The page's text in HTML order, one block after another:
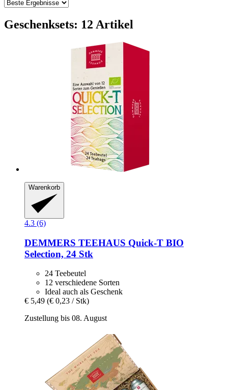
Geschenksets: 12 Artikel
Warenkorb
4.3 (6)
DEMMERS TEEHAUS Quick-​T BIO
Selection, 24 Stk
24 Teebeutel
12 verschiedene Sorten
Ideal auch als Geschenk
€ 5,49 (€ 0,23 / Stk)
Zustellung bis 08. August